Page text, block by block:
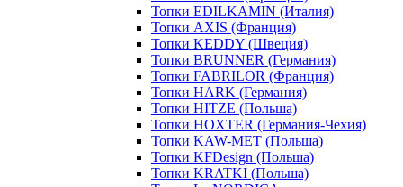
Топки EDILKAMIN (Италия)
Топки AXIS (Франция)
Топки KEDDY (Швеция)
Топки BRUNNER (Германия)
Топки FABRILOR (Франция)
Топки HARK (Германия)
Топки HITZE (Польша)
Топки HOXTER (Германия-Чехия)
Топки KAW-MET (Польша)
Топки KFDesign (Польша)
Топки KRATKI (Польша)